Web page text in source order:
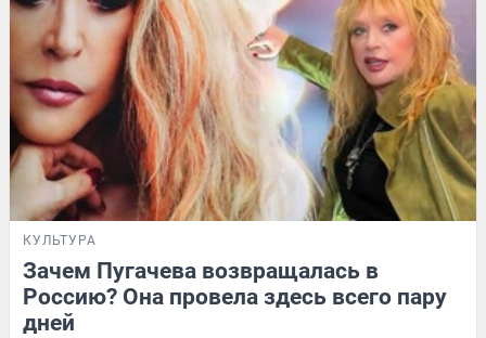
КУЛЬТУРА
Зачем Пугачева возвращалась в
Россию? Она провела здесь всего пару
дней